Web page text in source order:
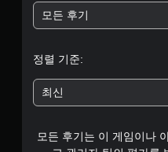
모든 후기
정렬 기준:
최신
모든 후기는 이 게임이나